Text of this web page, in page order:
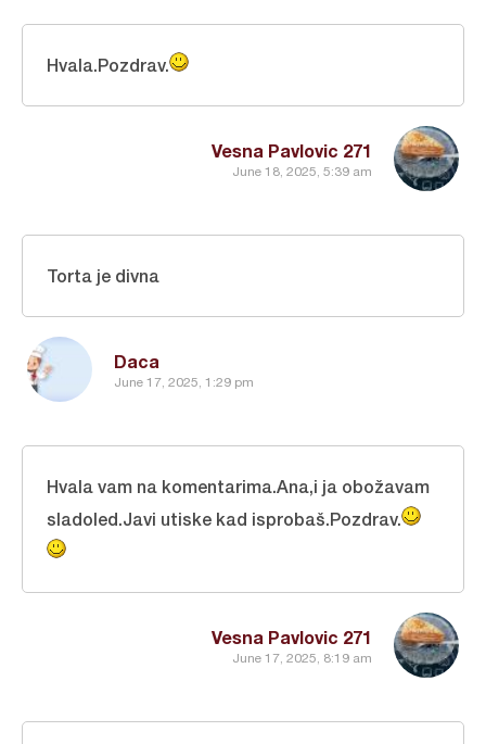
Vesna Pavlovic 271
June 18, 2025, 5:39 am
Hvala.Pozdrav.
Daca
June 17, 2025, 1:29 pm
Torta je divna
Vesna Pavlovic 271
June 17, 2025, 8:19 am
Hvala vam na komentarima.Ana,i ja obožavam
sladoled.Javi utiske kad isprobaš.Pozdrav.